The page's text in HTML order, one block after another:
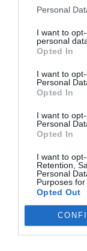
Personal
I want to
personal
Opted In
I want to
Personal
Opted In
I want to
Personal
Opted In
I want to
Retention,
Personal
Purposes for
Opted Out
[/tps_footer]